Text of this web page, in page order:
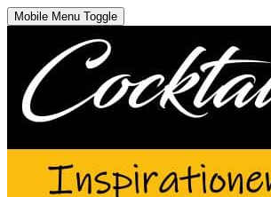
Mobile Menu Toggle